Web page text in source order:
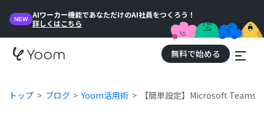
NEW
AIワーカー機能であなただけのAI社員をつくろう！
詳しくはこちら
無料で始める
トップ ブログ Yoom活用術 【簡単設定】Microsoft Teams